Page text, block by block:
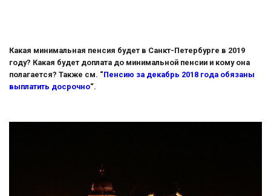
Какая минимальная пенсия будет в Санкт-Петербурге в 2019
году? Какая будет доплата до минимальной пенсии и кому она
полагается? Также см. “Пенсию за декабрь 2018 года обязаны
выплатить досрочно“.